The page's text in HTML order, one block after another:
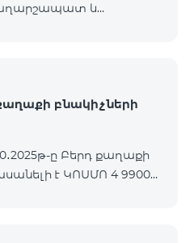
և
համար, 12 ամիս
Անվանումբնակիչների
ը Բերդ քաղաքի
է ԿՈՍՄՈ 4 9900